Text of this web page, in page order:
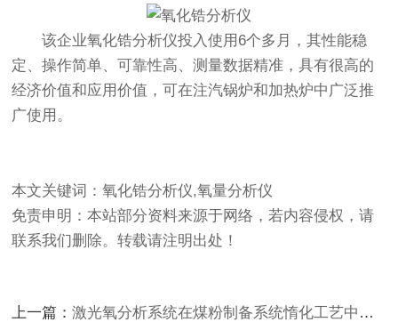
该企业氧化锆分析仪投入使用6个多月，其性能稳
定、操作简单、可靠性高、测量数据精准，具有很高的
经济价值和应用价值，可在注汽锅炉和加热炉中广泛推
广使用。
本文关键词：氧化锆分析仪,氧量分析仪
免责申明：本站部分资料来源于网络，若内容侵权，请
联系我们删除。转载请注明出处！
上一篇：激光氧分析系统在煤粉制备系统惰化工艺中的重要性